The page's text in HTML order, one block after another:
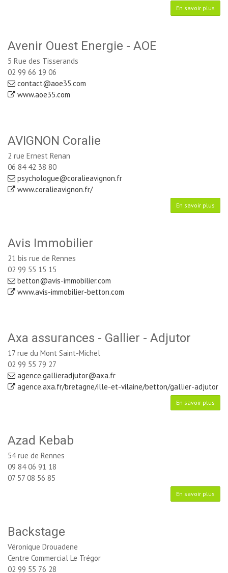
En savoir plus
Avenir Ouest Energie - AOE
5 Rue des Tisserands
02 99 66 19 06
contact@aoe35.com
www.aoe35.com
AVIGNON Coralie
2 rue Ernest Renan
06 84 42 38 80
psychologue@coralieavignon.fr
www.coralieavignon.fr/
En savoir plus
Avis Immobilier
21 bis rue de Rennes
02 99 55 15 15
betton@avis-immobilier.com
www.avis-immobilier-betton.com
Axa assurances - Gallier - Adjutor
17 rue du Mont Saint-Michel
02 99 55 79 27
agence.gallieradjutor@axa.fr
agence.axa.fr/bretagne/ille-et-vilaine/betton/gallier-adjutor
En savoir plus
Azad Kebab
54 rue de Rennes
09 84 06 91 18
07 57 08 56 85
En savoir plus
Backstage
Véronique Drouadene
Centre Commercial Le Trégor
02 99 55 76 28